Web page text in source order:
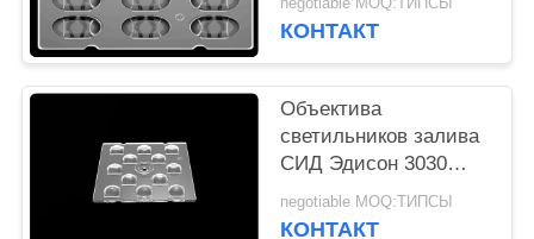
SMD светодиодный
уличного освещения
negotiable MOQ:ТИПСЫ
КОНТАКТ
Объектива
светильников залива
СИД Эдисон 3030
дизайн высокого
симметричный для на
negotiable MOQ:ТИПСЫ
КОНТАКТ